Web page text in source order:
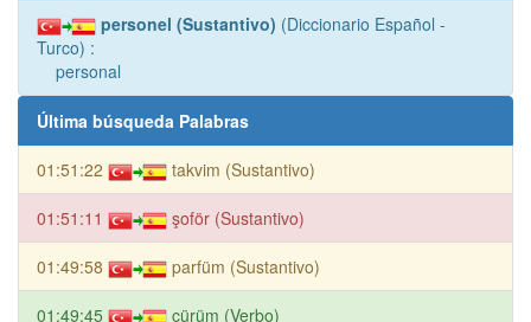
personel (Sustantivo) (Diccionario Español -
Turco) :
personal
Última búsqueda Palabras
01:51:22 takvim (Sustantivo)
01:51:11 şoför (Sustantivo)
01:49:58 parfüm (Sustantivo)
01:49:45 cürüm (Verbo)